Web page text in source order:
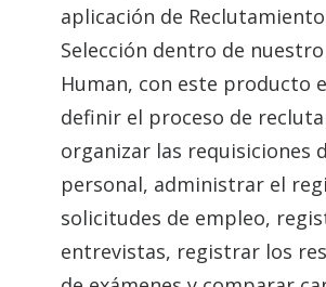
aplicación de
Selección dentro de
Human, con este producto
definir el proceso de
organizar las requisiciones
personal, administrar el
solicitudes de empleo,
entrevistas, registrar los